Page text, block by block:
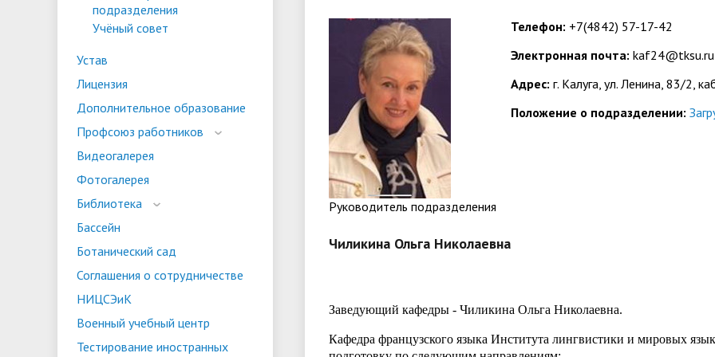
Военный учебный центр
Тестирование иностранных граждан
по русскому языку как иностранному,
истории России и основам
законодательства Российской
Федерации
Внутренняя система оценки
образования
испытаний
Отдельная квота
Информация о зачислении
Информация для иностранных
граждан
Заселение в общежитие
университета"
Педагогические науки"
подразделения
Учёный совет
Устав
Лицензия
Дополнительное образование
Профсоюз работников
Видеогалерея
Фотогалерея
Библиотека
Бассейн
Ботанический сад
Соглашения о сотрудничестве
НИЦСЭиК
Военный учебный центр
Тестирование иностранных
Pуководитель подразделения
Чиликина Ольга Николаевна
Телефон: +7(4842) 57-17-42
Электронная почта: kaf24@tksu.ru
Адрес: г. Калуга, ул. Ленина, 83/2,
Положение о подразделении:
Заведующий кафедры - Чиликина Ольга Николаевна.
Кафедра французского языка Института лингвистики и мировых